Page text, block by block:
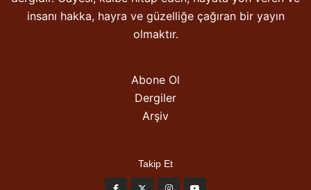
insanı hakka, hayra ve güzelliğe çağıran bir yayın
olmaktır.
Abone Ol
Dergiler
Arşiv
Takip Et